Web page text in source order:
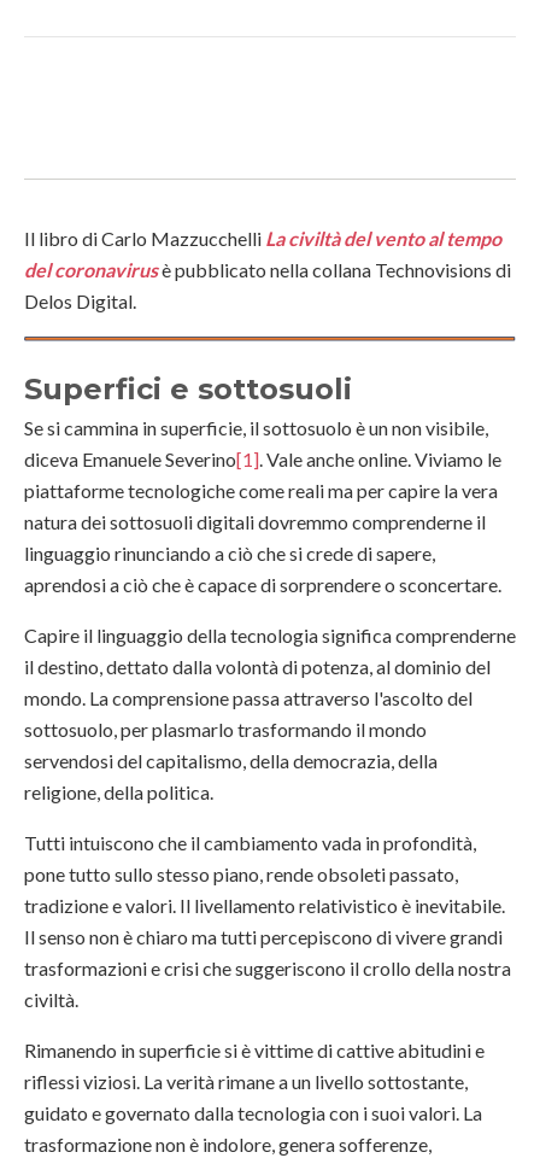
Il libro di Carlo Mazzucchelli La civiltà del vento al tempo
del coronavirusè pubblicato nella collana Technovisions di
Delos Digital.
Superfici e sottosuoli
Se si cammina in superficie, il sottosuolo è un non visibile,
diceva Emanuele Severino[1]. Vale anche online. Viviamo le
piattaforme tecnologiche come reali ma per capire la vera
natura dei sottosuoli digitali dovremmo comprenderne il
linguaggio rinunciando a ciò che si crede di sapere,
aprendosi a ciò che è capace di sorprendere o sconcertare.
Capire il linguaggio della tecnologia significa comprenderne
il destino, dettato dalla volontà di potenza, al dominio del
mondo. La comprensione passa attraverso l'ascolto del
sottosuolo, per plasmarlo trasformando il mondo
servendosi del capitalismo, della democrazia, della
religione, della politica.
Tutti intuiscono che il cambiamento vada in profondità,
pone tutto sullo stesso piano, rende obsoleti passato,
tradizione e valori. Il livellamento relativistico è inevitabile.
Il senso non è chiaro ma tutti percepiscono di vivere grandi
trasformazioni e crisi che suggeriscono il crollo della nostra
civiltà.
Rimanendo in superficie si è vittime di cattive abitudini e
riflessi viziosi. La verità rimane a un livello sottostante,
guidato e governato dalla tecnologia con i suoi valori. La
trasformazione non è indolore, genera sofferenze,